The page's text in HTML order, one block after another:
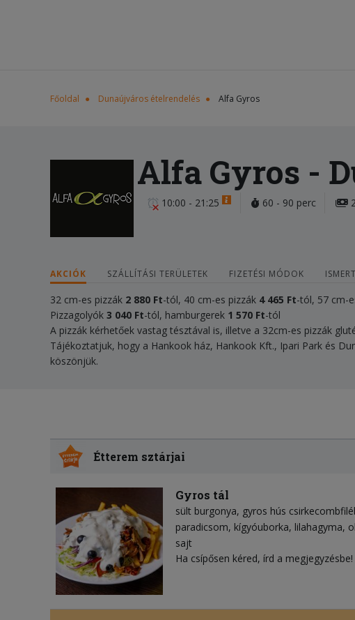
Főoldal Dunaújváros ételrendelés Alfa Gyros
Alfa Gyros -
10:00 - 21:25 60 - 90 perc
AKCIÓK SZÁLLÍTÁSI TERÜLETEK FIZETÉSI MÓDOK
32 cm-es pizzák 2 880 Ft-tól, 40 cm-es pizzák 4 465 Ft-tól, 57 cm-
Pizzagolyók 3 040 Ft-tól, hamburgerek 1 570 Ft-tól
A pizzák kérhetőek vastag tésztával is, illetve a 32cm-es pizzák
Tájékoztatjuk, hogy a Hankook ház, Hankook Kft., Ipari Park és
köszönjük.
Étterem sztárjai
Gyros tál
sült burgonya gyros hús
paradicsom kígyóuborka lilahagyma
sajt
Ha csípősen kéred, írd a megjegyzésbe!